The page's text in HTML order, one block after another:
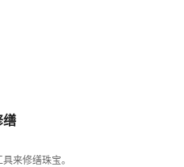
缮
来修缮珠宝。